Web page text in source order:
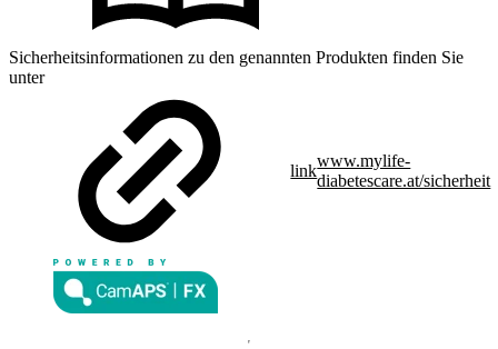
Sicherheitsinformationen zu den genannten Produkten finden Sie
unter
link
www.mylife-
diabetescare.at/sicherheit